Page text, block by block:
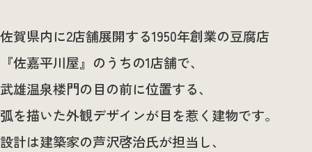
佐賀県内に2店舗展開する1950年創業の豆腐店
『佐嘉平川屋』のうちの1店舗で、
武雄温泉楼門の目の前に位置する、
弧を描いた外観デザインが目を惹く建物です。
設計は建築家の芦沢啓治氏が担当し、